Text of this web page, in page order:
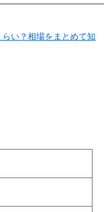
い？相場をまとめて知